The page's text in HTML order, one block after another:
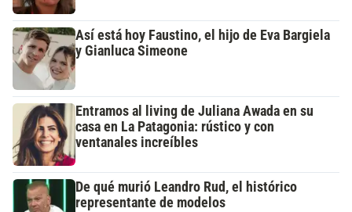
Así está hoy Faustino, el hijo de Eva Bargiela
y Gianluca Simeone
Entramos al living de Juliana Awada en su
casa en La Patagonia: rústico y con
ventanales increíbles
De qué murió Leandro Rud, el histórico
representante de modelos